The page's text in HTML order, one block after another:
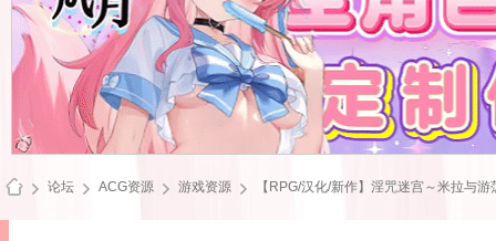
论坛 ACG资源 游戏资源 【RPG/汉化/新作】淫咒迷宫～米拉与